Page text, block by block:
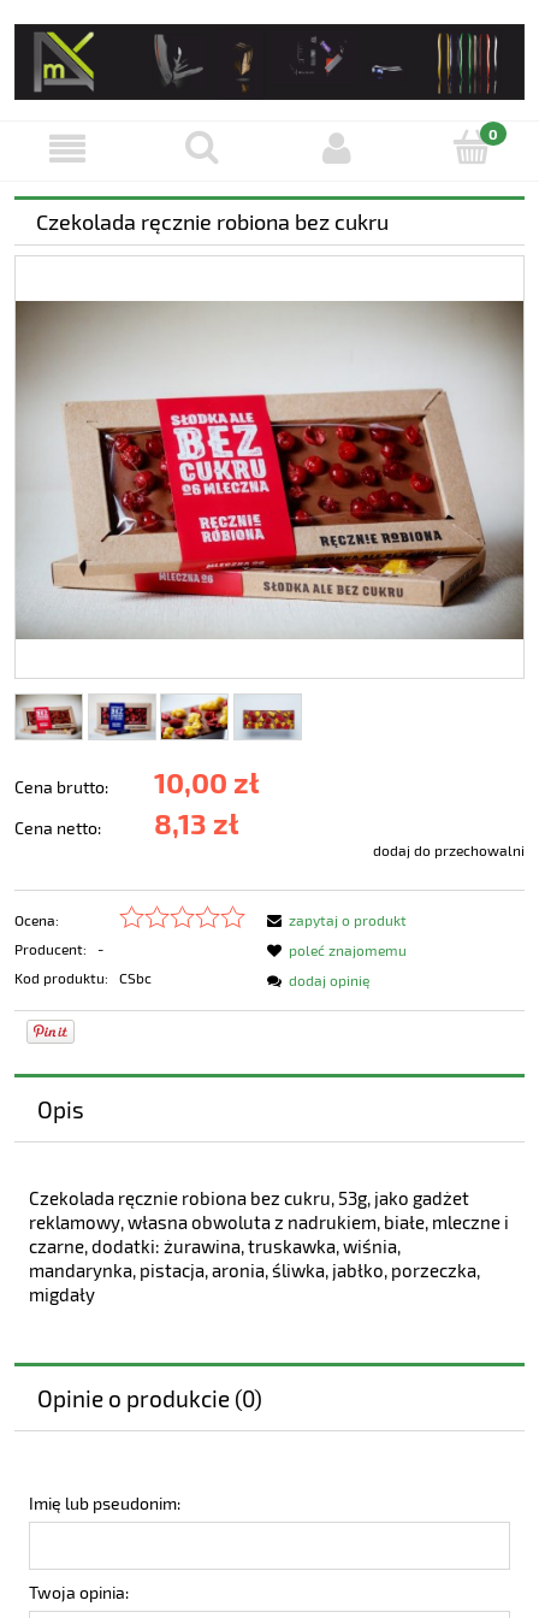
Czekolada ręcznie robiona bez cukru
Cena brutto: 10,00 zł
Cena netto: 8,13 zł
dodaj do przechowalni
Ocena:
Producent:
-
Kod produktu:
CSbc
zapytaj o produkt
poleć znajomemu
dodaj opinię
Opis
Czekolada ręcznie robiona bez cukru, 53g, jako gadżet
reklamowy, własna obwoluta z nadrukiem, białe, mleczne i
czarne, dodatki: żurawina, truskawka, wiśnia,
mandarynka, pistacja, aronia, śliwka, jabłko, porzeczka,
migdały
Opinie o produkcie (0)
Imię lub pseudonim:
Twoja opinia: